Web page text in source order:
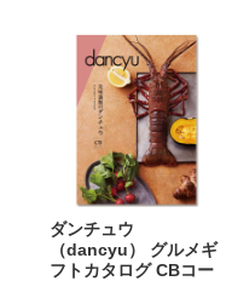
ダンチュウ
（dancyu） グルメギ
フトカタログ CBコー